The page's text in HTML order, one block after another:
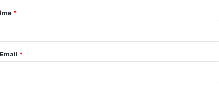
r
Ime *
Email *